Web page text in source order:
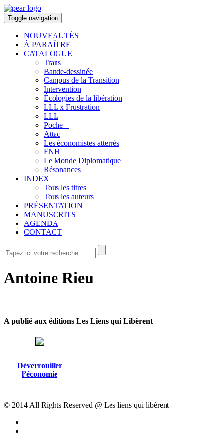
Toggle navigation
NOUVEAUTÉS
À PARAÎTRE
CATALOGUE
Trans
Bande-dessinée
Campus de la Transition
Intervention
Écologies de la libération
LLL x Frustration
LLL
Poche +
Attac
Les économistes atterrés
FNH
Le Monde Diplomatique
Résonances
INDEX
Tous les titres
Tous les auteurs
PRÉSENTATION
MANUSCRITS
AGENDA
CONTACT
Antoine Rieu
A publié aux éditions Les Liens qui Libèrent
Déverrouiller
l’économie
© 2014 All Rights Reserved @ Les liens qui libèrent